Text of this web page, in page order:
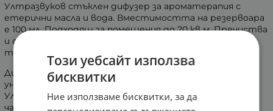
Ултразвуков стъклен дифузер за ароматерапия с
етерични масла и вода. Вместимостта на резервоара
е 100 мл. Подходящ за помещения до 20 кв м. Пречиства
и овлажнява въздуха, като го насища с ценни
терапевтични молекули.
Дифузерът е отличен начин за усвояване на
уникалните качества на етеричните масла.
Ултразвуковият диск разлага маслото на фини
частици, които в съчетание с водата произвеждат
Този уебсайт използва
бисквитки
Ние използваме бисквитки, за да